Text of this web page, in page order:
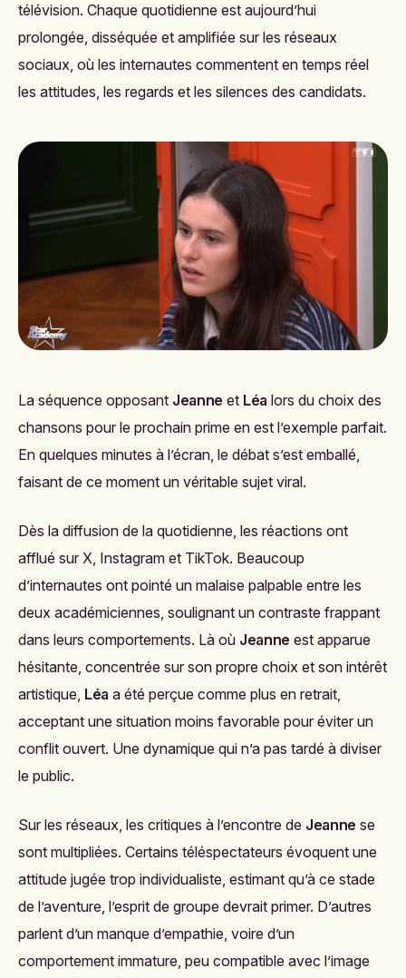
télévision. Chaque quotidienne est aujourd’hui
prolongée, disséquée et amplifiée sur les réseaux
sociaux, où les internautes commentent en temps réel
les attitudes, les regards et les silences des candidats.
La séquence opposant Jeanne et Léa lors du choix des
chansons pour le prochain prime en est l’exemple parfait.
En quelques minutes à l’écran, le débat s’est emballé,
faisant de ce moment un véritable sujet viral.
Dès la diffusion de la quotidienne, les réactions ont
afflué sur X, Instagram et TikTok. Beaucoup
d’internautes ont pointé un malaise palpable entre les
deux académiciennes, soulignant un contraste frappant
dans leurs comportements. Là où Jeanne est apparue
hésitante, concentrée sur son propre choix et son intérêt
artistique, Léa a été perçue comme plus en retrait,
acceptant une situation moins favorable pour éviter un
conflit ouvert. Une dynamique qui n’a pas tardé à diviser
le public.
Sur les réseaux, les critiques à l’encontre de Jeanne se
sont multipliées. Certains téléspectateurs évoquent une
attitude jugée trop individualiste, estimant qu’à ce stade
de l’aventure, l’esprit de groupe devrait primer. D’autres
parlent d’un manque d’empathie, voire d’un
comportement immature, peu compatible avec l’image